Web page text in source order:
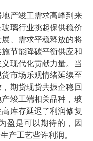
产竣工需求高峰到来
璃行业挑起保供稳价
、需求平稳释放的将
节能降碳平衡供应和
现代化贡献力量。当
市场乐观情绪延续至
期货现货共振企稳回
竣工端相关品种，玻
库存延迟了利润修复
盈是可以期待的，因
产工艺些许利润。